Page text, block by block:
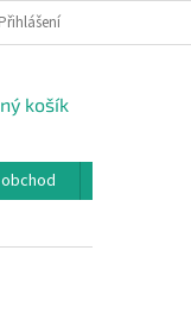
PROGRAM
Přihlášení
košík